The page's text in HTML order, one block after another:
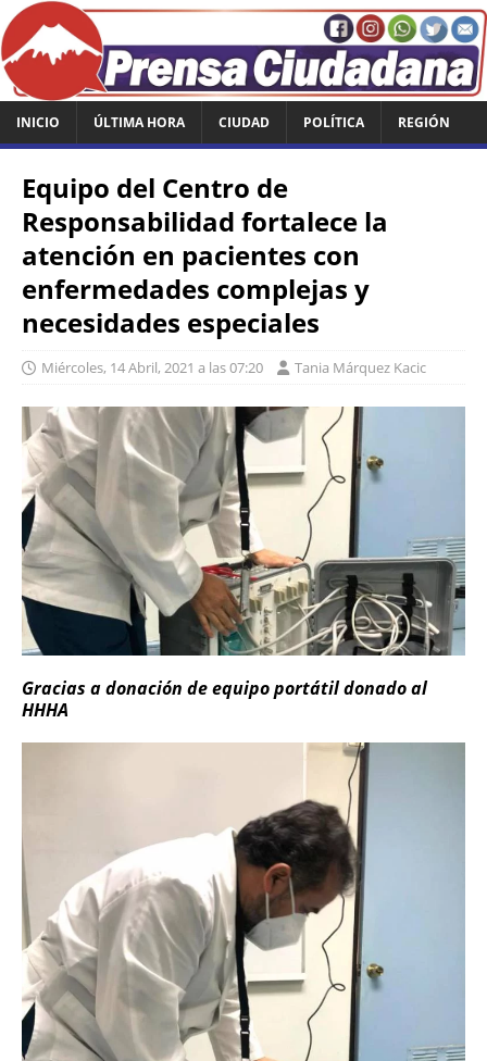
INICIO ÚLTIMA HORA CIUDAD POLÍTICA REGIÓN
Equipo del Centro de
Responsabilidad fortalece la
atención en pacientes con
enfermedades complejas y
necesidades especiales
Miércoles, 14 Abril, 2021 a las 07:20 Tania Márquez Kacic
Gracias a donación de equipo portátil donado al
HHHA